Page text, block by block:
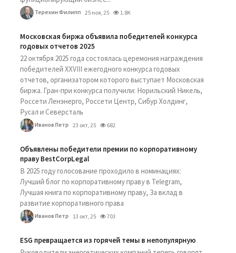
Терехин Филипп 25 ноя, 25 1.8K
Московская биржа объявила победителей конкурса
годовых отчетов 2025
22 октября 2025 года состоялась церемония награждения
победителей XXVIII ежегодного конкурса годовых
отчетов, организатором которого выступает Московская
биржа. Гран-при конкурса получили: Норильский Никель,
Россети Ленэнерго, Россети Центр, Сибур Холдинг,
Русал и Северсталь
Иванов Петр 23 окт, 25 682
Объявлены победители премии по корпоративному
праву BestCorpLegal
В 2025 году голосование проходило в номинациях:
Лучший блог по корпоративному праву в Telegram,
Лучшая книга по корпоративному праву, За вклад в
развитие корпоративного права
Иванов Петр 13 окт, 25 703
ESG превращается из горячей темы в непопулярную